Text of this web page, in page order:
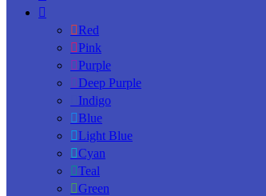
Red
Pink
Purple
Deep Purple
Indigo
Blue
Light Blue
Cyan
Teal
Green